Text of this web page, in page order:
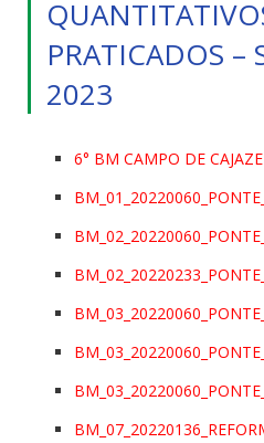
PRATICADOS –
2023
6° BM CAMPO DE